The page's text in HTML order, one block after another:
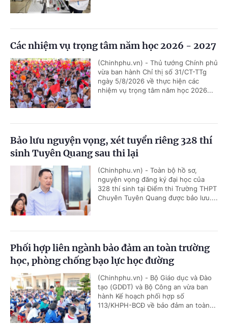
Các nhiệm vụ trọng tâm năm học 2026 - 2027
(Chinhphu.vn) - Thủ tướng Chính phủ
vừa ban hành Chỉ thị số 31/CT-TTg
ngày 5/8/2026 về thực hiện các
nhiệm vụ trọng tâm năm học 2026...
Bảo lưu nguyện vọng, xét tuyển riêng 328 thí
sinh Tuyên Quang sau thi lại
(Chinhphu.vn) - Toàn bộ hồ sơ,
nguyện vọng đăng ký đại học của
328 thí sinh tại Điểm thi Trường THPT
Chuyên Tuyên Quang được bảo lưu....
Phối hợp liên ngành bảo đảm an toàn trường
học, phòng chống bạo lực học đường
(Chinhphu.vn) - Bộ Giáo dục và Đào
tạo (GDĐT) và Bộ Công an vừa ban
hành Kế hoạch phối hợp số
113/KHPH-BCĐ về bảo đảm an toàn...